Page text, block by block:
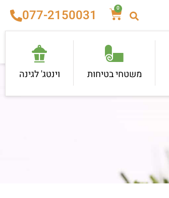
0
077-2150031
משטחי בטיחות וינטג' לגינה